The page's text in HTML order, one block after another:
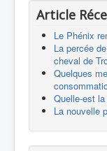
Europespace
Drones
Article
Le Phénix
La percée
cheval de
Quelques
Quelle-est
La nouvelle